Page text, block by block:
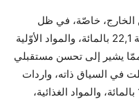
الخارج، خاصّة، في ظل
تطور الواردات من مواد التجهيز، بنسبة 22,1 بالمائة، والمواد الأوّلية
11,3 بالمائة، ممّا يشير إلى تحسن مستقبلي
في السياق ذاته، واردات
المواد الاستهلاكية ارتفاعا، بنسبة 15,7 بالمائة، والمواد الغذائية،